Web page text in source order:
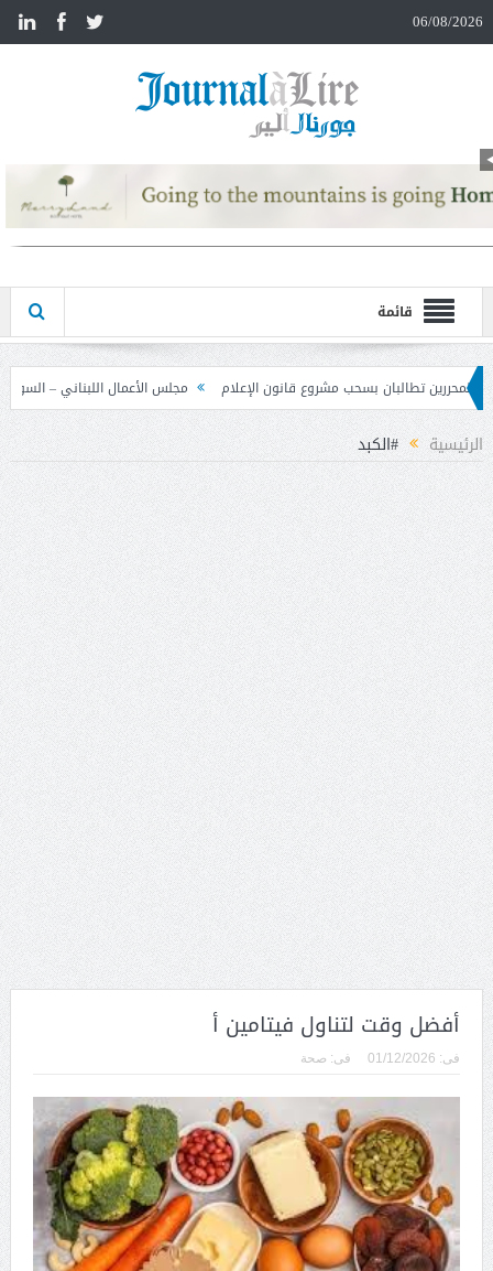
06/08/2026
قائمة
الإعلام مجلس الأعمال اللبناني – السوري تابع نتائج زيارة دمشق وحدد
الرئيسية #الكبد
أفضل وقت لتناول فيتامين أ
فى: 01/12/2026 فى: صحة